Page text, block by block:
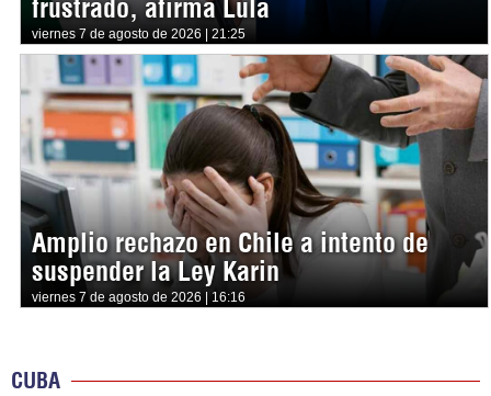
frustrado, afirma Lula
viernes 7 de agosto de 2026 | 21:25
Amplio rechazo en Chile a intento de
suspender la Ley Karin
viernes 7 de agosto de 2026 | 16:16
CUBA